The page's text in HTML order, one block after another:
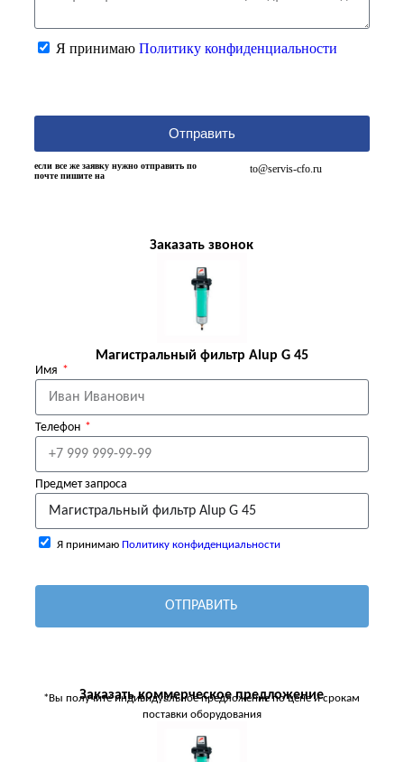
Я принимаю Политику конфиденциальности
Отправить
если все же заявку нужно отправить по
почте пишите на
to@servis-cfo.ru
Заказать звонок
Магистральный фильтр Alup G 45
Имя
Телефон
Предмет запроса
Я принимаю Политику конфиденциальности
ОТПРАВИТЬ
Заказать коммерческое предложение
*Вы получите индивидуальное предложение по цене и срокам
поставки оборудования